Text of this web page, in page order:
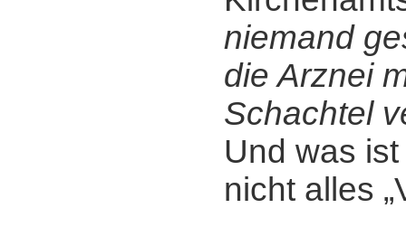
niemand
die Arznei
Schachtel
Und was
nicht alles